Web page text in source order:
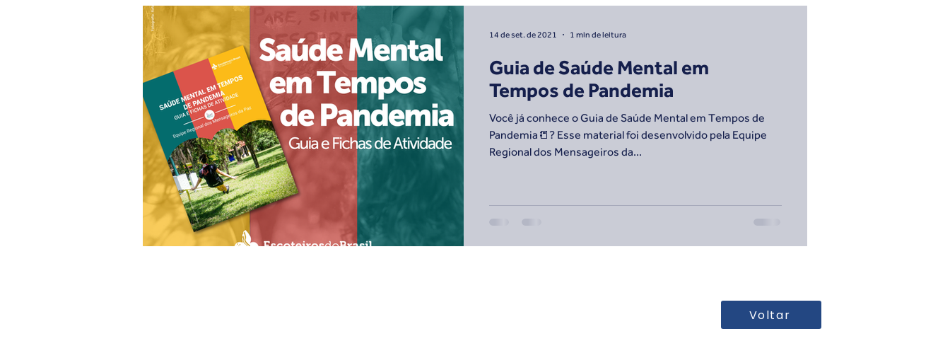
Guia de Saúde Mental em
Tempos de Pandemia
Você já conhece o Guia de Saúde Mental em Tempos de
Pandemia📒? Esse material foi desenvolvido pela Equipe
Regional dos Mensageiros da...
14 de set. de 2021 1 min de leitura
Voltar